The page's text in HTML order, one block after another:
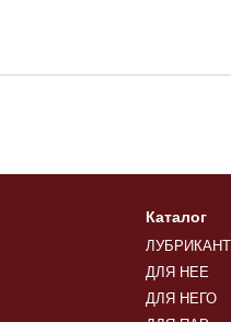
Каталог
ДЛЯ НЕЕ
ДЛЯ НЕГО